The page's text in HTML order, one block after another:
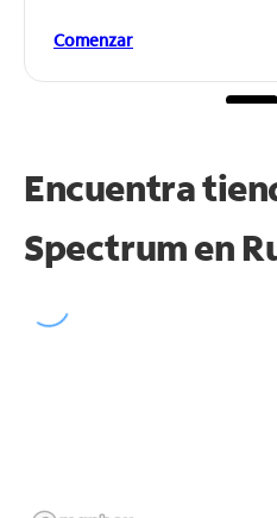
Comenzar
Encuentra
Spectrum en